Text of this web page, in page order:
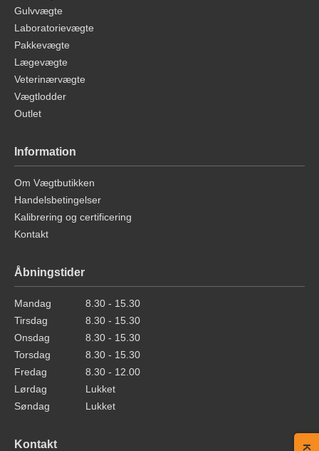
Gulvvægte
Laboratorievægte
Pakkevægte
Lægevægte
Veterinærvægte
Vægtlodder
Outlet
Information
Om Vægtbutikken
Handelsbetingelser
Kalibrering og certificering
Kontakt
Åbningstider
Mandag
8.30 - 15.30
Tirsdag
8.30 - 15.30
Onsdag
8.30 - 15.30
Torsdag
8.30 - 15.30
Fredag
8.30 - 12.00
Lørdag
Lukket
Søndag
Lukket
Kontakt